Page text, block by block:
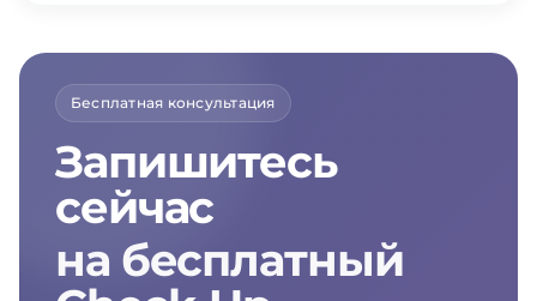
Бесплатная консультация
Запишитесь
сейчас
на бесплатный